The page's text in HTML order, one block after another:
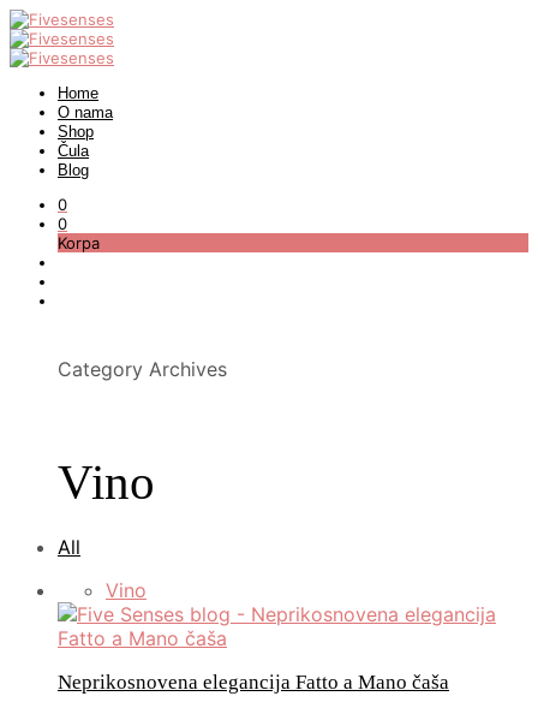
Home
O nama
Shop
Čula
Blog
0
0
Korpa
Category Archives
Vino
All
Vino
Neprikosnovena elegancija Fatto a Mano čaša